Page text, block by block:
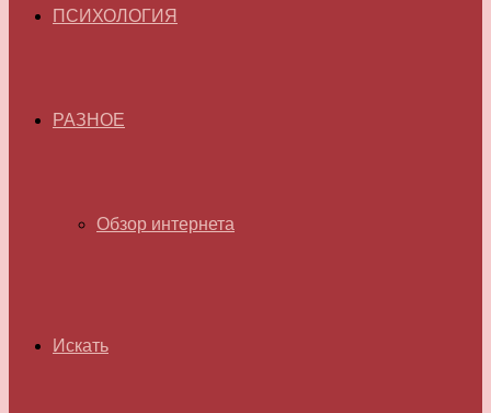
ПСИХОЛОГИЯ
РАЗНОЕ
Обзор интернета
Искать